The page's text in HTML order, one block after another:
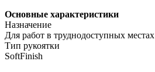
Основные характеристики
Назначение
Для работ в труднодоступных местах
Тип рукоятки
SoftFinish